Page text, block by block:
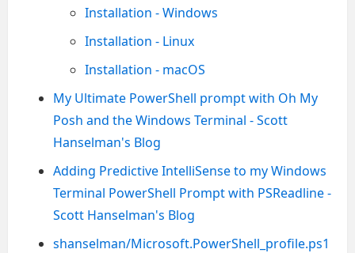
Installation - Windows
Installation - Linux
Installation - macOS
My Ultimate PowerShell prompt with Oh My
Posh and the Windows Terminal - Scott
Hanselman's Blog
Adding Predictive IntelliSense to my Windows
Terminal PowerShell Prompt with PSReadline -
Scott Hanselman's Blog
shanselman/Microsoft.PowerShell_profile.ps1